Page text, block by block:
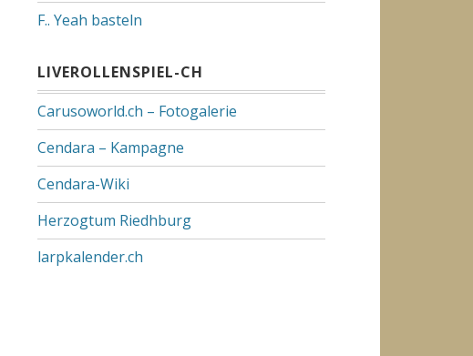
F.. Yeah basteln
LIVEROLLENSPIEL-CH
Carusoworld.ch – Fotogalerie
Cendara – Kampagne
Cendara-Wiki
Herzogtum Riedhburg
larpkalender.ch